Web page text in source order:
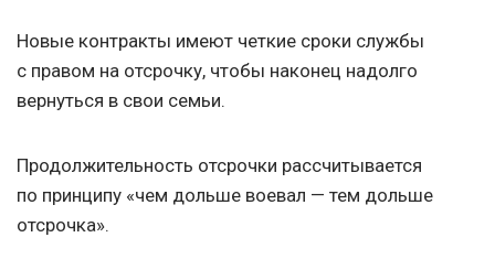
Новые контракты имеют четкие сроки службы
с правом на отсрочку, чтобы наконец надолго
вернуться в свои семьи.
Продолжительность отсрочки рассчитывается
по принципу «чем дольше воевал — тем дольше
отсрочка».